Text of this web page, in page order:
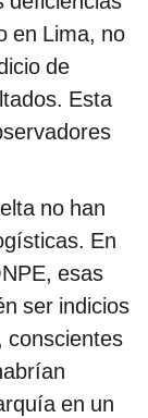
en Lima, no
de
Esta
no han
En
esas
ser indicios
conscientes
en un